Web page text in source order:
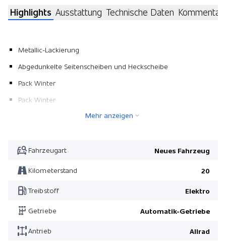
Highlights Ausstattung Technische Daten Kommentar
Metallic-Lackierung
Abgedunkelte Seitenscheiben und Heckscheibe
Pack Winter
Pack Winter
Mehr anzeigen
Fahrzeugart Neues Fahrzeug
Kilometerstand 20
Treibstoff Elektro
Getriebe Automatik-Getriebe
Antrieb Allrad